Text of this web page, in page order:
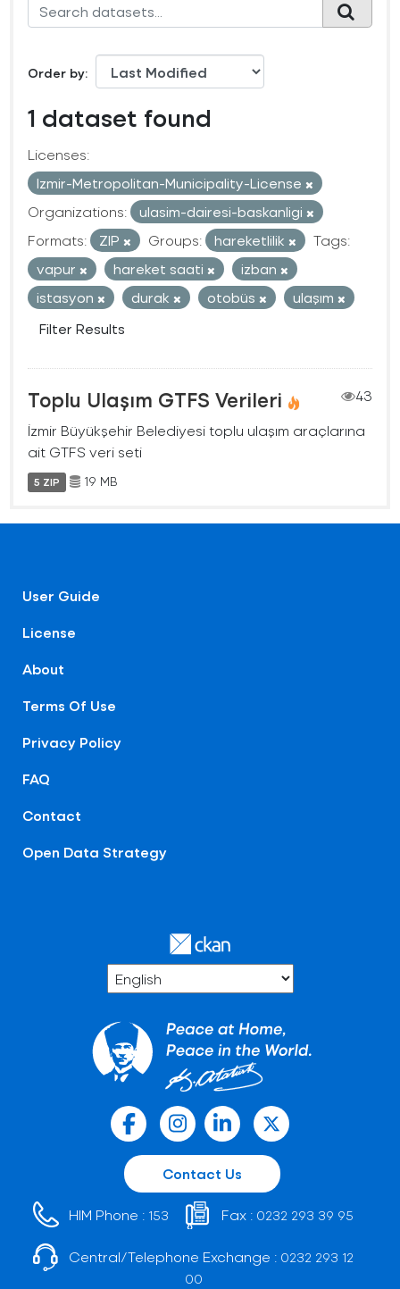
Order by
1 dataset found
Licenses:
Izmir-Metropolitan-Municipality-License
Organizations:
ulasim-dairesi-baskanligi
Formats:
ZIP Groups: hareketlilik
Tags:
vapur
hareket saati
izban
istasyon
durak otobüs
ulaşım
Filter Results
Toplu Ulaşım GTFS Verileri
43
İzmir Büyükşehir Belediyesi toplu ulaşım araçlarına
ait GTFS veri seti
5 ZIP 19 MB
User Guide
License
About
Terms Of Use
Privacy Policy
FAQ
Contact
Open Data Strategy
Contact Us
HIM Phone : 153 Fax : 0232 293 39 95
Central/Telephone Exchange : 0232 293 12
00